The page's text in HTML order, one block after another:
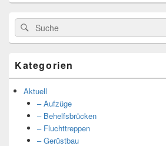
Suche
nach:
Suche
Kategorien
Aktuell
– Aufzüge
– Behelfsbrücken
– Fluchttreppen
– Gerüstbau